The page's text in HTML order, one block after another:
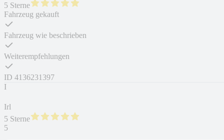
5 Sterne
Fahrzeug gekauft
Fahrzeug wie beschrieben
Weiterempfehlungen
ID 4136231397
I
Irl
5 Sterne
5